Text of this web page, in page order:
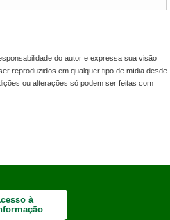
do autor e expressa sua visão
reproduzidos em qualquer tipo de mídia desde
ou alterações só podem ser feitas com
à